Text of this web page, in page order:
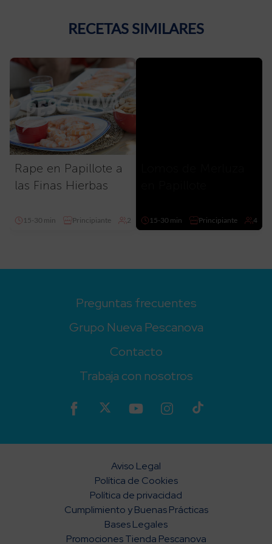
RECETAS SIMILARES
Rape en Papillote a
las Finas Hierbas
15-30 min Principiante 2 15-30 min Principiante 4
Preguntas frecuentes
Grupo Nueva Pescanova
Contacto
Trabaja con nosotros
Aviso Legal
Política de Cookies
Política de privacidad
Cumplimiento y Buenas Prácticas
Bases Legales
Promociones Tienda Pescanova